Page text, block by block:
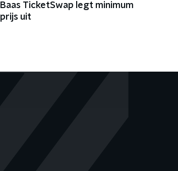
Baas TicketSwap legt minimum
prijs uit